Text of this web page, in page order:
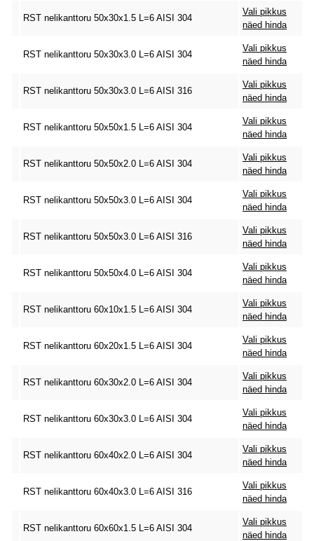
RST nelikanttoru 50x30x1.5 L=6 AISI 304
Vali pikkus
näed hinda
RST nelikanttoru 50x30x3.0 L=6 AISI 304
Vali pikkus
näed hinda
RST nelikanttoru 50x30x3.0 L=6 AISI 316
Vali pikkus
näed hinda
RST nelikanttoru 50x50x1.5 L=6 AISI 304
Vali pikkus
näed hinda
RST nelikanttoru 50x50x2.0 L=6 AISI 304
Vali pikkus
näed hinda
RST nelikanttoru 50x50x3.0 L=6 AISI 304
Vali pikkus
näed hinda
RST nelikanttoru 50x50x3.0 L=6 AISI 316
Vali pikkus
näed hinda
RST nelikanttoru 50x50x4.0 L=6 AISI 304
Vali pikkus
näed hinda
RST nelikanttoru 60x10x1.5 L=6 AISI 304
Vali pikkus
näed hinda
RST nelikanttoru 60x20x1.5 L=6 AISI 304
Vali pikkus
näed hinda
RST nelikanttoru 60x30x2.0 L=6 AISI 304
Vali pikkus
näed hinda
RST nelikanttoru 60x30x3.0 L=6 AISI 304
Vali pikkus
näed hinda
RST nelikanttoru 60x40x2.0 L=6 AISI 304
Vali pikkus
näed hinda
RST nelikanttoru 60x40x3.0 L=6 AISI 316
Vali pikkus
näed hinda
RST nelikanttoru 60x60x1.5 L=6 AISI 304
Vali pikkus
näed hinda